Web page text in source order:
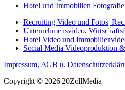
Hotel und Immobilien Fotografie
Recruiting Video und Fotos,
Unternehmensvideo,
Hotel Video und
Social Media Videoproduktion
Impressum, AGB u.
Copyright © 2026 20ZollMedia